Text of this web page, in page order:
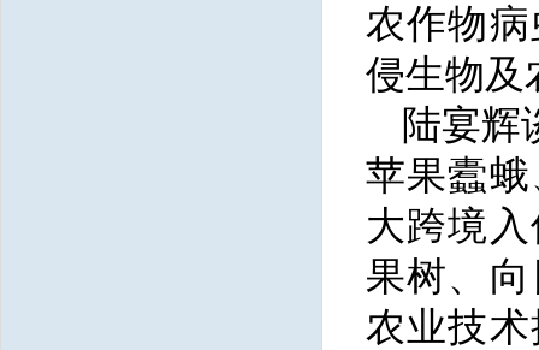
农作物
侵生物及
陆宴辉
苹果蠹
大跨境
果树、
农业技